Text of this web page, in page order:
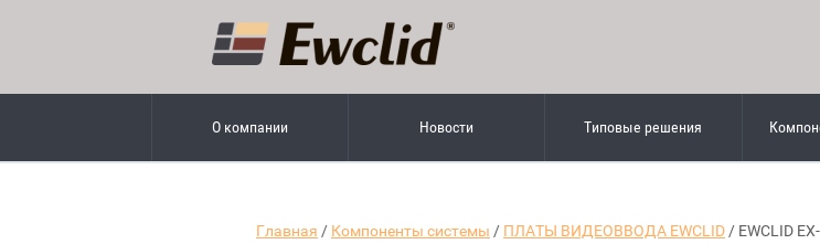
О компании Новости Типовые решения
Главная / Компоненты системы / ПЛАТЫ ВИДЕОВВОДА EWCLID / EWCLID